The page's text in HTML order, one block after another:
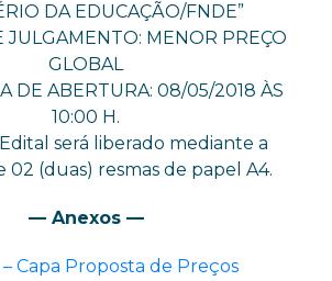
DA EDUCAÇÃO/FNDE”
JULGAMENTO: MENOR PREÇO
GLOBAL
DE ABERTURA: 08/05/2018 ÀS
10:00 H.
será liberado mediante a
(duas) resmas de papel A4.
— Anexos —
Capa Proposta de Preços